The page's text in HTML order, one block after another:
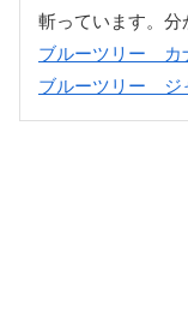
斬っています。分
ブルーツリー カ
ブルーツリー ジ